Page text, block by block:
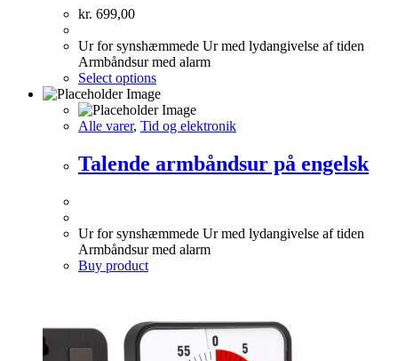
kr. 699,00
Ur for synshæmmede Ur med lydangivelse af tiden
Armbåndsur med alarm
Select optionsThis
product
has
multiple
options
on
the
Alle varer, Tid og elektronik
Talende armbåndsur på engelsk
Ur for synshæmmede Ur med lydangivelse af tiden
Armbåndsur med alarm
Buy product